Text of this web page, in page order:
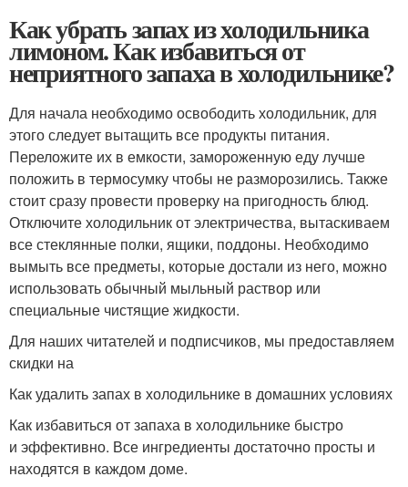
Как убрать запах из холодильника
лимоном. Как избавиться от
неприятного запаха в холодильнике?
Для начала необходимо освободить холодильник, для
этого следует вытащить все продукты питания.
Переложите их в емкости, замороженную еду лучше
положить в термосумку чтобы не разморозились. Также
стоит сразу провести проверку на пригодность блюд.
Отключите холодильник от электричества, вытаскиваем
все стеклянные полки, ящики, поддоны. Необходимо
вымыть все предметы, которые достали из него, можно
использовать обычный мыльный раствор или
специальные чистящие жидкости.
Для наших читателей и подписчиков, мы предоставляем
скидки на
Как удалить запах в холодильнике в домашних условиях
Как избавиться от запаха в холодильнике быстро
и эффективно. Все ингредиенты достаточно просты и
находятся в каждом доме.